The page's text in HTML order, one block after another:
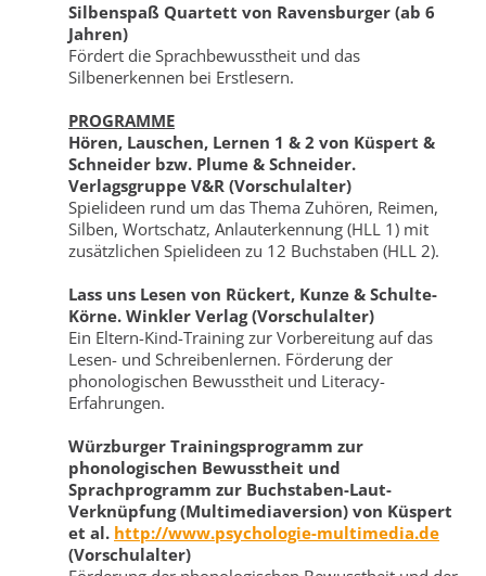
Silbenspaß Quartett von Ravensburger (ab 6
Jahren)
Fördert die Sprachbewusstheit und das
Silbenerkennen bei Erstlesern.
PROGRAMME
Hören, Lauschen, Lernen 1 & 2 von Küspert &
Schneider bzw. Plume & Schneider.
Verlagsgruppe V&R (Vorschulalter)
Spielideen rund um das Thema Zuhören, Reimen,
Silben, Wortschatz, Anlauterkennung (HLL 1) mit
zusätzlichen Spielideen zu 12 Buchstaben (HLL 2).
Lass uns Lesen von Rückert, Kunze & Schulte-
Körne. Winkler Verlag (Vorschulalter)
Ein Eltern-Kind-Training zur Vorbereitung auf das
Lesen- und Schreibenlernen. Förderung der
phonologischen Bewusstheit und Literacy-
Erfahrungen.
Würzburger Trainingsprogramm zur
phonologischen Bewusstheit und
Sprachprogramm zur Buchstaben-Laut-
Verknüpfung (Multimediaversion) von Küspert
et al. http://www.psychologie-multimedia.de
(Vorschulalter)